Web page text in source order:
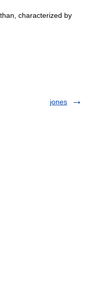
characterized by
jones